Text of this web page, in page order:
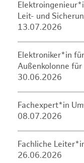
Leit- und
13.07.2026
Elektroniker*in
Außenkolonne
30.06.2026
Fachexpert*in
08.07.2026
Fachliche
26.06.2026